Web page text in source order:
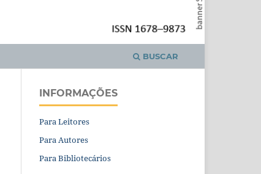
BUSCAR
INFORMAÇÕES
Para Leitores
Para Autores
Para Bibliotecários